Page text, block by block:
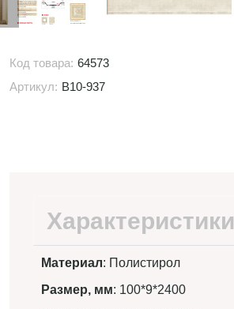
Код товара: 64573
Артикул: B10-937
Характеристики
Материал: Полистирол
Размер, мм: 100*9*2400